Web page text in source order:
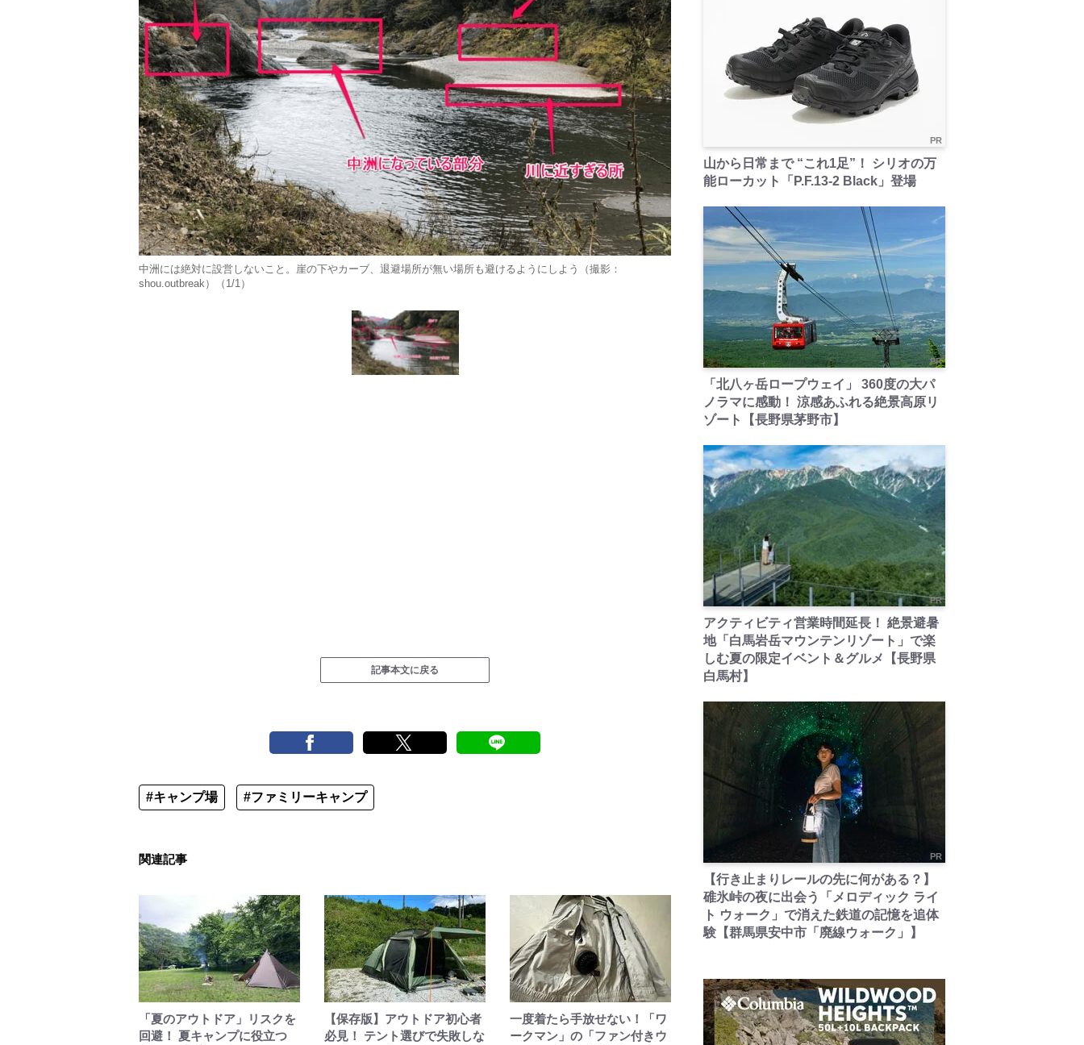
中洲には絶対に設営しないこと。崖の下やカーブ、退避場所が無い場所も避けるようにしよう（撮影：
shou.outbreak）（1/1）
記事本文に戻る
#キャンプ場 #ファミリーキャンプ
関連記事
「夏のアウトドア」リスクを
回避！ 夏キャンプに役立つ
【保存版】アウトドア初心者
必見！ テント選びで失敗しな
一度着たら手放せない！「ワ
ークマン」の「ファン付きウ
PR
山から日常まで “これ1足”！ シリオの万
能ローカット「P.F.13-2 Black」登場
PR
「北八ヶ岳ロープウェイ」 360度の大パ
ノラマに感動！ 涼感あふれる絶景高原リ
ゾート【長野県茅野市】
PR
アクティビティ営業時間延長！ 絶景避暑
地「白馬岩岳マウンテンリゾート」で楽
しむ夏の限定イベント＆グルメ【長野県
白馬村】
PR
【行き止まりレールの先に何がある？】
碓氷峠の夜に出会う「メロディック ライ
ト ウォーク」で消えた鉄道の記憶を追体
験【群馬県安中市「廃線ウォーク」】